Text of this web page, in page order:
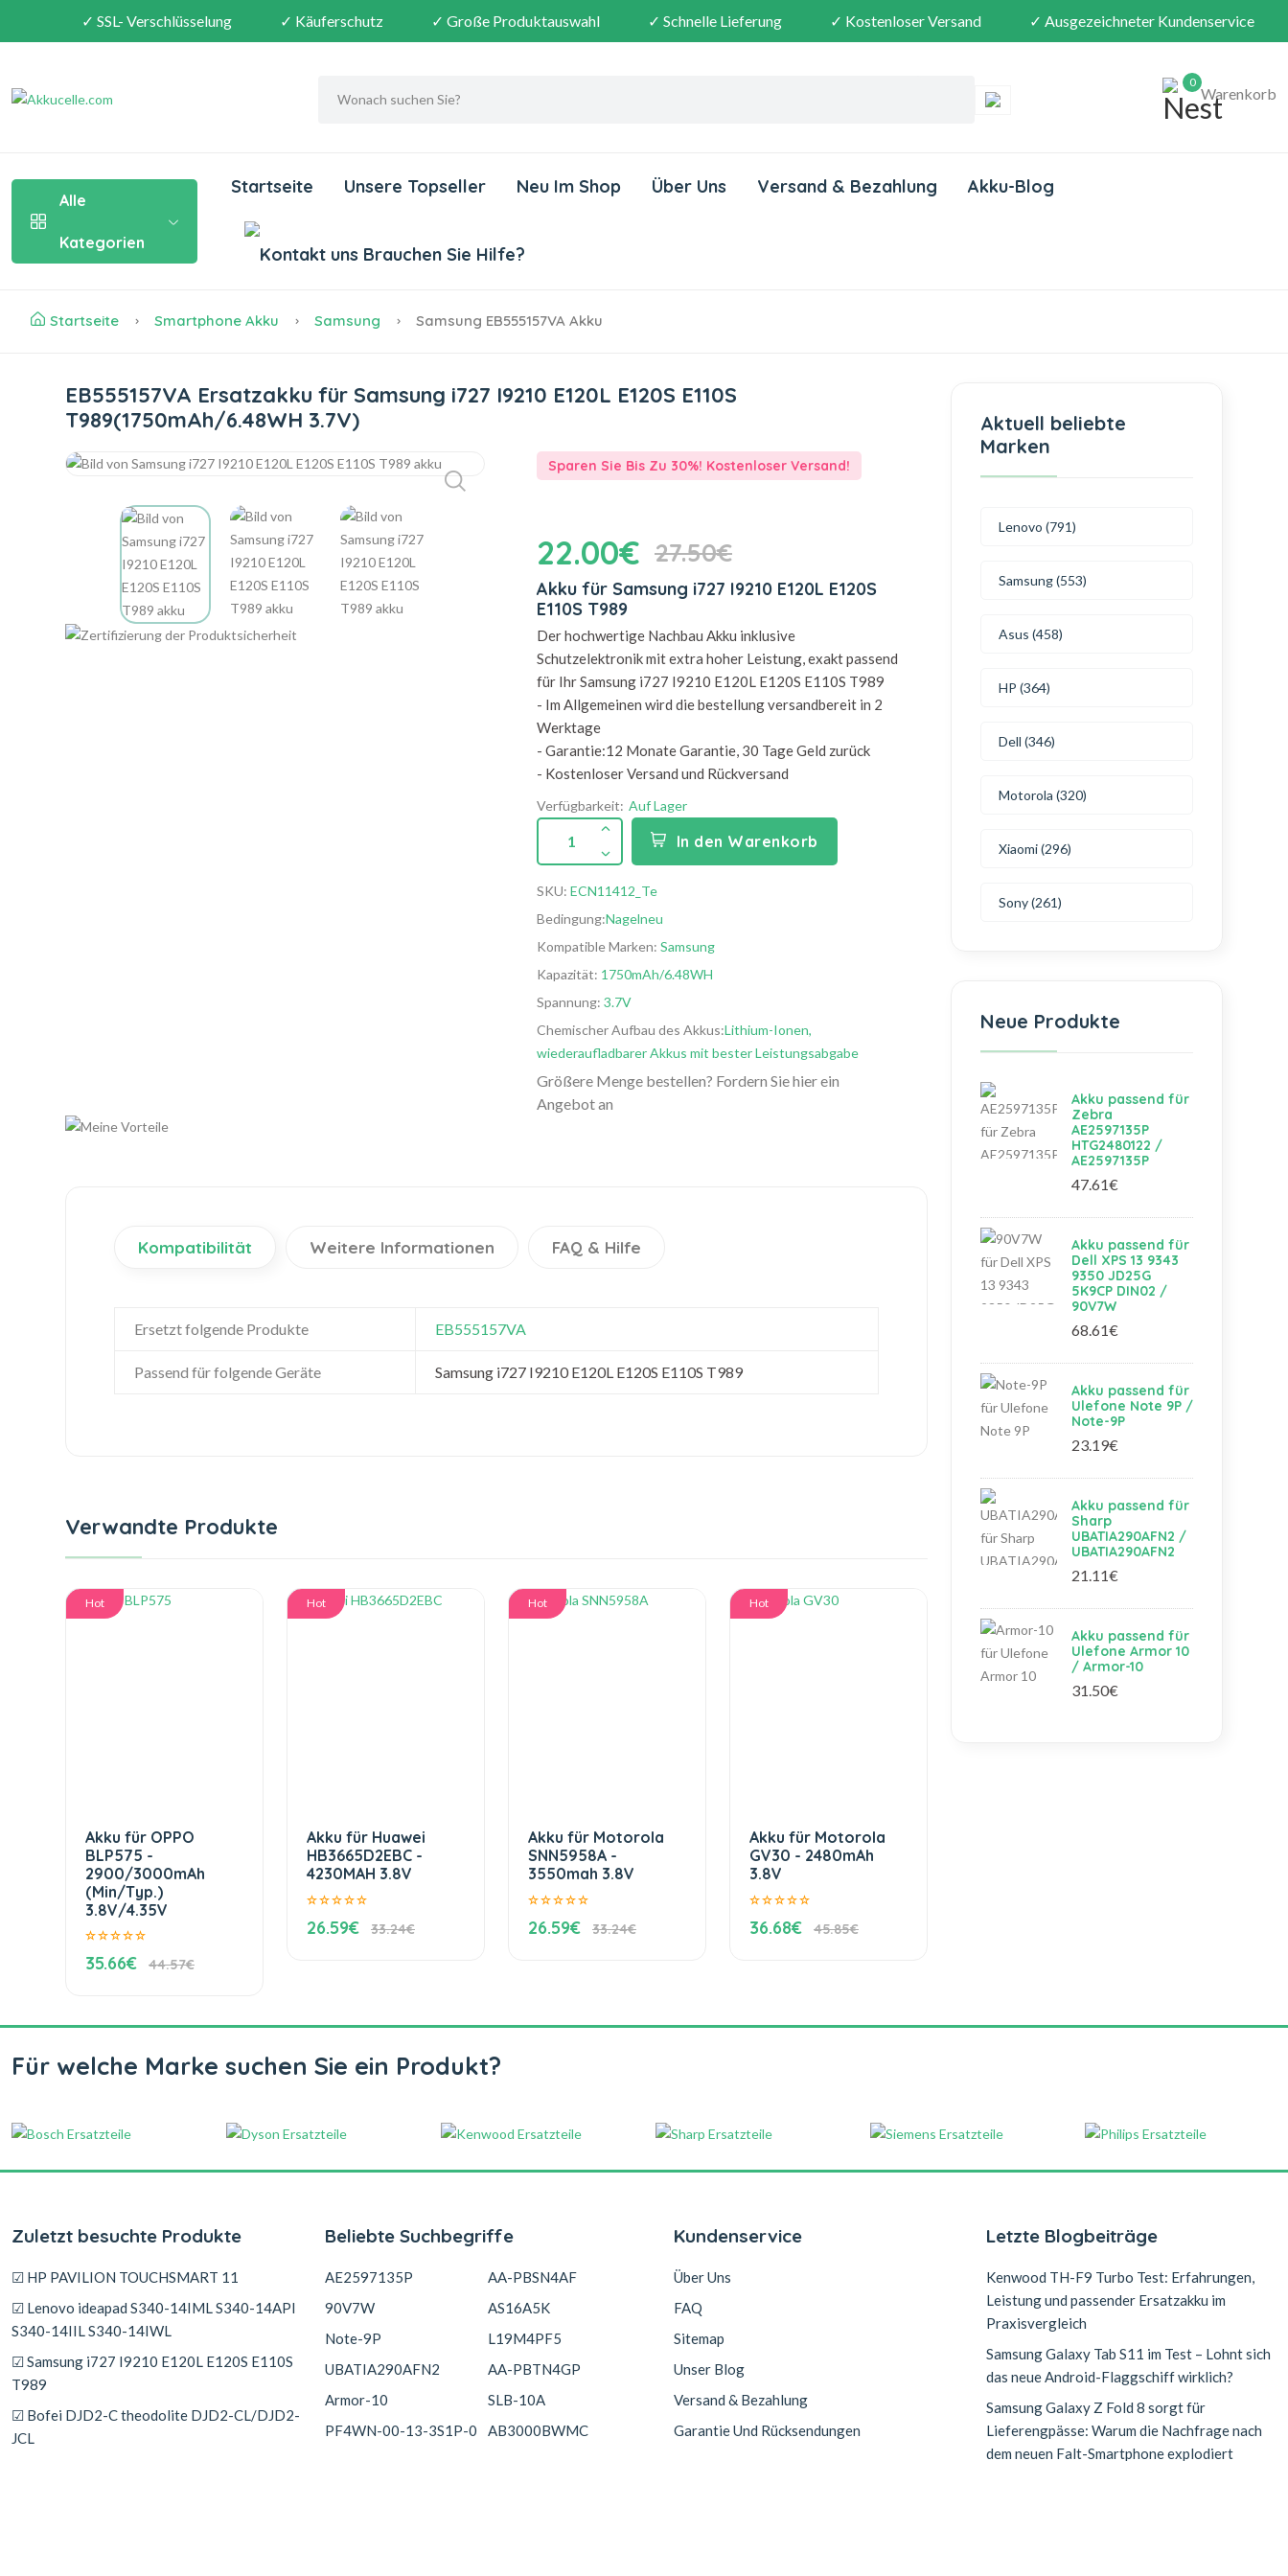
✓ SSL- Verschlüsselung ✓ Käuferschutz ✓ Große Produktauswahl ✓ Schnelle Lieferung ✓ Kostenloser Versand ✓ Ausgezeichneter Kundenservice
0
Warenkorb
Alle
Kategorien
Startseite Unsere Topseller Neu Im Shop Über Uns Versand & Bezahlung Akku-Blog
Brauchen Sie Hilfe?
Startseite Smartphone Akku Samsung Samsung EB555157VA Akku
EB555157VA Ersatzakku für Samsung i727 I9210 E120L E120S E110S
T989(1750mAh/6.48WH 3.7V)
Sparen Sie Bis Zu 30%! Kostenloser Versand!
22.00€ 27.50€
Akku für Samsung i727 I9210 E120L E120S
E110S T989
Der hochwertige Nachbau Akku inklusive
Schutzelektronik mit extra hoher Leistung, exakt passend
für Ihr Samsung i727 I9210 E120L E120S E110S T989
- Im Allgemeinen wird die bestellung versandbereit in 2
Werktage
- Garantie:12 Monate Garantie, 30 Tage Geld zurück
- Kostenloser Versand und Rückversand
Verfügbarkeit: Auf Lager
1 In den Warenkorb
SKU: ECN11412_Te
Bedingung:Nagelneu
Kompatible Marken: Samsung
Kapazität: 1750mAh/6.48WH
Spannung: 3.7V
Chemischer Aufbau des Akkus:Lithium-Ionen,
wiederaufladbarer Akkus mit bester Leistungsabgabe
Größere Menge bestellen? Fordern Sie hier ein
Angebot an
Kompatibilität Weitere Informationen FAQ & Hilfe
Ersetzt folgende Produkte EB555157VA
Passend für folgende Geräte Samsung i727 I9210 E120L E120S E110S T989
Verwandte Produkte
Hot
Akku für OPPO
BLP575 -
2900/3000mAh
(Min/Typ.)
3.8V/4.35V
35.66€ 44.57€
Hot
Akku für Huawei
HB3665D2EBC -
4230MAH 3.8V
26.59€ 33.24€
Hot
Akku für Motorola
SNN5958A -
3550mah 3.8V
26.59€ 33.24€
Hot
Akku für Motorola
GV30 - 2480mAh
3.8V
36.68€ 45.85€
Aktuell beliebte
Marken
Lenovo (791)
Samsung (553)
Asus (458)
HP (364)
Dell (346)
Motorola (320)
Xiaomi (296)
Sony (261)
Neue Produkte
Akku passend für
Zebra
AE2597135P
HTG2480122 /
AE2597135P
47.61€
Akku passend für
Dell XPS 13 9343
9350 JD25G
5K9CP DIN02 /
90V7W
68.61€
Akku passend für
Ulefone Note 9P /
Note-9P
23.19€
Akku passend für
Sharp
UBATIA290AFN2 /
UBATIA290AFN2
21.11€
Akku passend für
Ulefone Armor 10
/ Armor-10
31.50€
Für welche Marke suchen Sie ein Produkt?
Zuletzt besuchte Produkte
☑ HP PAVILION TOUCHSMART 11
☑ Lenovo ideapad S340-14IML S340-14API
S340-14IIL S340-14IWL
☑ Samsung i727 I9210 E120L E120S E110S
T989
☑ Bofei DJD2-C theodolite DJD2-CL/DJD2-
JCL
Beliebte Suchbegriffe
AE2597135P
90V7W
Note-9P
UBATIA290AFN2
Armor-10
PF4WN-00-13-3S1P-0
AA-PBSN4AF
AS16A5K
L19M4PF5
AA-PBTN4GP
SLB-10A
AB3000BWMC
Kundenservice
Über Uns
FAQ
Sitemap
Unser Blog
Versand & Bezahlung
Garantie Und Rücksendungen
Letzte Blogbeiträge
Kenwood TH-F9 Turbo Test: Erfahrungen,
Leistung und passender Ersatzakku im
Praxisvergleich
Samsung Galaxy Tab S11 im Test – Lohnt sich
das neue Android-Flaggschiff wirklich?
Samsung Galaxy Z Fold 8 sorgt für
Lieferengpässe: Warum die Nachfrage nach
dem neuen Falt-Smartphone explodiert